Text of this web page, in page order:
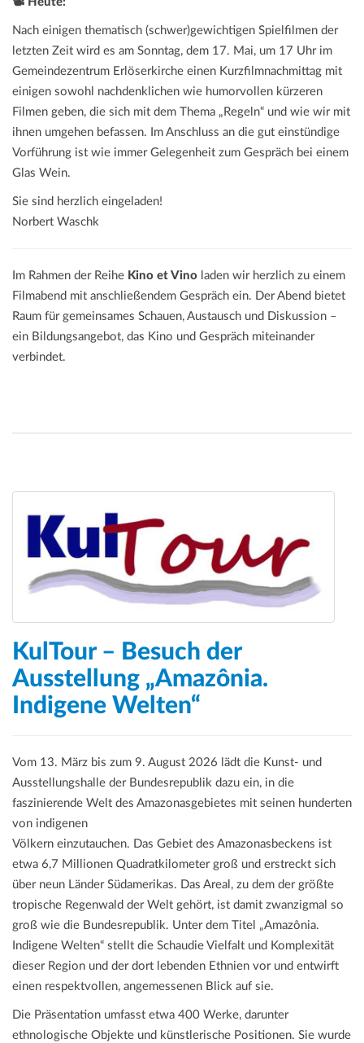
Nach einigen thematisch (schwer)gewichtigen Spielfilmen der
letzten Zeit wird es am Sonntag, dem 17. Mai, um 17 Uhr im
Gemeindezentrum Erlöserkirche einen Kurzfilmnachmittag mit
einigen sowohl nachdenklichen wie humorvollen kürzeren
Filmen geben, die sich mit dem Thema „Regeln“ und wie wir mit
ihnen umgehen befassen. Im Anschluss an die gut einstündige
Vorführung ist wie immer Gelegenheit zum Gespräch bei einem
Glas Wein.
Sie sind herzlich eingeladen!
Norbert Waschk
Im Rahmen der Reihe Kino et Vino laden wir herzlich zu einem
Filmabend mit anschließendem Gespräch ein. Der Abend bietet
Raum für gemeinsames Schauen, Austausch und Diskussion –
ein Bildungsangebot, das Kino und Gespräch miteinander
verbindet.
KulTour – Besuch der
Ausstellung „Amazônia.
Indigene Welten“
Vom 13. März bis zum 9. August 2026 lädt die Kunst- und
Ausstellungshalle der Bundesrepublik dazu ein, in die
faszinierende Welt des Amazonasgebietes mit seinen hunderten
von indigenen
Völkern einzutauchen. Das Gebiet des Amazonasbeckens ist
etwa 6,7 Millionen Quadratkilometer groß und erstreckt sich
über neun Länder Südamerikas. Das Areal, zu dem der größte
tropische Regenwald der Welt gehört, ist damit zwanzigmal so
groß wie die Bundesrepublik. Unter dem Titel „Amazônia.
Indigene Welten“ stellt die Schaudie Vielfalt und Komplexität
dieser Region und der dort lebenden Ethnien vor und entwirft
einen respektvollen, angemessenen Blick auf sie.
Die Präsentation umfasst etwa 400 Werke, darunter
ethnologische Objekte und künstlerische Positionen. Sie wurde